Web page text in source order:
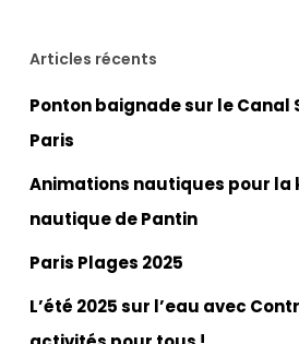
Articles récents
Ponton baignade sur le Canal
Paris
Animations nautiques pour la
nautique de Pantin
Paris Plages 2025
L’été 2025 sur l’eau avec